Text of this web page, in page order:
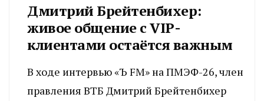
Дмитрий Брейтенбихер:
живое общение с VIP-
клиентами остаётся важным
В ходе интервью «Ъ FM» на ПМЭФ-26, член
правления ВТБ Дмитрий Брейтенбихер